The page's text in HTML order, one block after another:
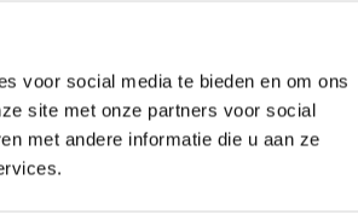
voor social media te bieden en om ons
site met onze partners voor social
met andere informatie die u aan ze